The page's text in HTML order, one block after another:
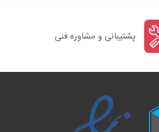
پشتیبانی و مشاوره فنی